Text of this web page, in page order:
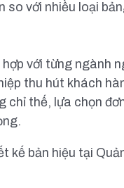
với nhiều loại
với từng ngành
thu hút khách
thế, lựa chọn
kế bản hiệu tại